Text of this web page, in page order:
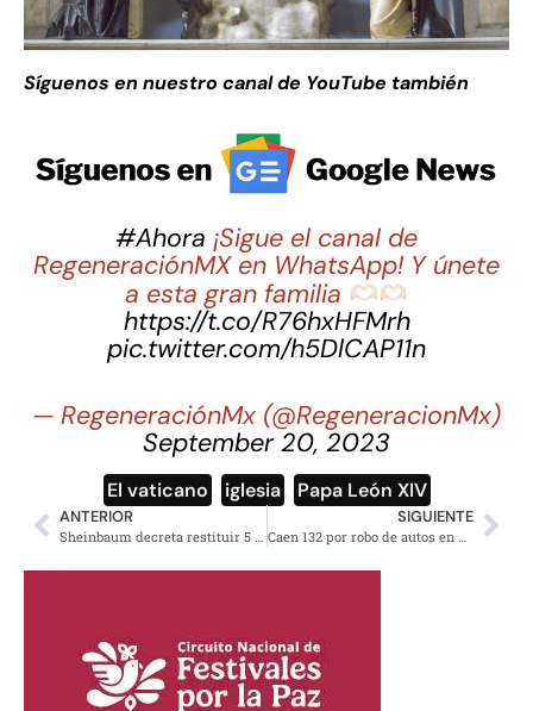
Síguenos en nuestro canal de YouTube también
#Ahora ¡Sigue el canal de
RegeneraciónMX en WhatsApp! Y únete
a esta gran familia
https://t.co/R76hxHFMrh
pic.twitter.com/h5DlCAP11n
— RegeneraciónMx (@RegeneracionMx)
September 20, 2023
El vaticano iglesia Papa León XIV
ANTERIOR SIGUIENTE